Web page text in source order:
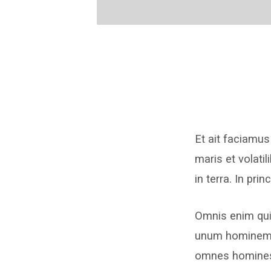
Et ait
maris et
in terra. In
Omnis enim
unum
omnes